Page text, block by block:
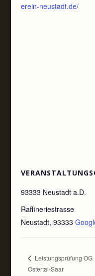
erein-neustadt.de/
93333 Neustadt a.D.
Raffineriestrasse
Neustadt, 93333
Leistungsprüfung OG
Ostertal-Saar